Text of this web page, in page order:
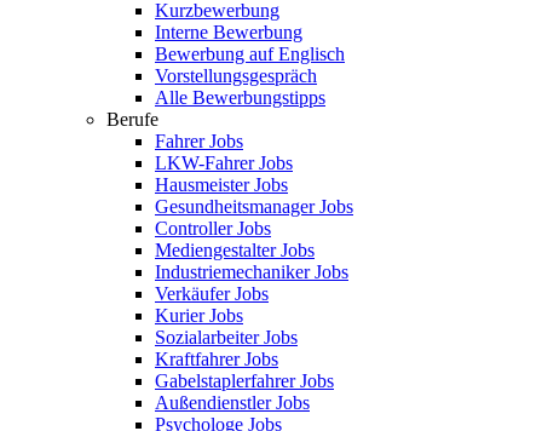
Kurzbewerbung
Interne Bewerbung
Bewerbung auf Englisch
Vorstellungsgespräch
Alle Bewerbungstipps
Berufe
Fahrer Jobs
LKW-Fahrer Jobs
Hausmeister Jobs
Gesundheitsmanager Jobs
Controller Jobs
Mediengestalter Jobs
Industriemechaniker Jobs
Verkäufer Jobs
Kurier Jobs
Sozialarbeiter Jobs
Kraftfahrer Jobs
Gabelstaplerfahrer Jobs
Außendienstler Jobs
Psychologe Jobs